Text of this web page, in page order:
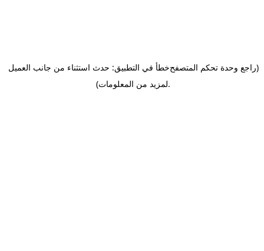
خطأ في التطبيق: حدث استثناء من جانب العميل(راجع وحدة تحكم المتصفح
لمزيد من المعلومات).